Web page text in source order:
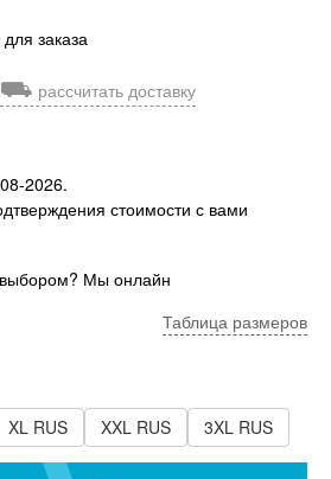
заказа
⛟ рассчитать доставку
2026.
стоимости с вами
Мы онлайн
Таблица размеров
XL RUS XXL RUS 3XL RUS